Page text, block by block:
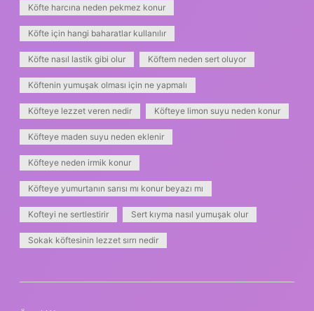
Köfte harcına neden pekmez konur
Köfte için hangi baharatlar kullanılır
Köfte nasıl lastik gibi olur Köftem neden sert oluyor
Köftenin yumuşak olması için ne yapmalı
Köfteye lezzet veren nedir Köfteye limon suyu neden konur
Köfteye maden suyu neden eklenir
Köfteye neden irmik konur
Köfteye yumurtanın sarısı mı konur beyazı mı
Kofteyi ne sertlestirir Sert kıyma nasıl yumuşak olur
Sokak köftesinin lezzet sırrı nedir